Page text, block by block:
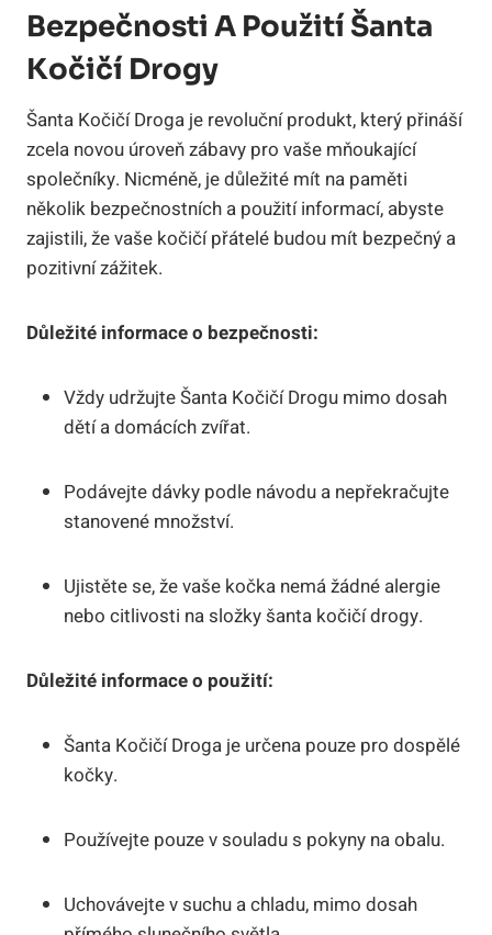
Bezpečnosti A Použití‍ Šanta
Kočičí ‍Drogy
Šanta Kočičí Droga je revoluční produkt, ‍který přináší‍
zcela novou úroveň zábavy pro vaše mňoukající⁣
společníky. Nicméně, je důležité⁣ mít na paměti
několik bezpečnostních⁣ a použití informací, abyste
⁣zajistili, ⁤že vaše kočičí ‌přátelé ‌budou mít bezpečný a
‌pozitivní​ zážitek.
Důležité informace o⁢ bezpečnosti:
Vždy udržujte Šanta Kočičí Drogu mimo dosah
dětí a domácích⁢ zvířat.
Podávejte dávky podle návodu a nepřekračujte
stanovené množství.
Ujistěte ‍se, že vaše ‌kočka nemá žádné ⁣alergie⁤
nebo citlivosti na ​složky⁢ šanta kočičí drogy.
Důležité⁣ informace o použití:
Šanta⁣ Kočičí Droga ​je určena pouze pro dospělé
kočky.
Používejte pouze​ v souladu s pokyny na obalu.
Uchovávejte v suchu a chladu, mimo ​dosah